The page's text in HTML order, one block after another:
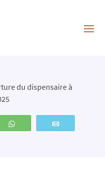
du dispensaire à
WhatsApp